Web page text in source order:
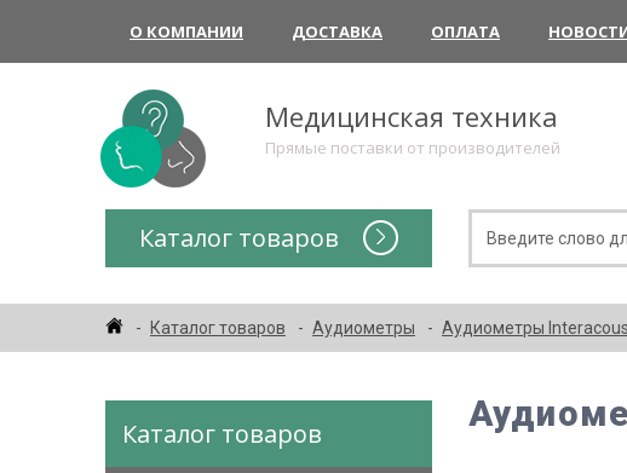
О КОМПАНИИ ДОСТАВКА ОПЛАТА
Медицинская техника
Прямые поставки от производителей
Каталог товаров
Каталог товаров Аудиометры Аудиометры
Каталог товаров